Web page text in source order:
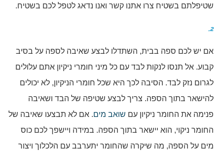
שטיפלתם בשטיח צרו אתנו קשר ואנו נדאג לטפל לכם בשטיח.
2.
אם יש לכם ספה בבית, השתדלו לבצע שאיבה לספה על בסיב
קבוע. אל תנסו לנקות לבד עם כל מיני חומרי ניקיון אתם עלולים
לגרום נזק לבד. הסיבה לכך היא שכל חומרי הניקיון, לא יכולים
להישאר בתוך הספה. צריך לבצע שטיפה של הבד ושאיבה
פנימה את החומר ניקיון עם שואב מים. אם לא תבצעו שאיבה של
החומר ניקוי, הוא יישאר בתוך הספה. במידה ויישפך לכם כוס
מים על הספה, מה שיקרה שהחומר יתערבב עם הלכלוך ויצור